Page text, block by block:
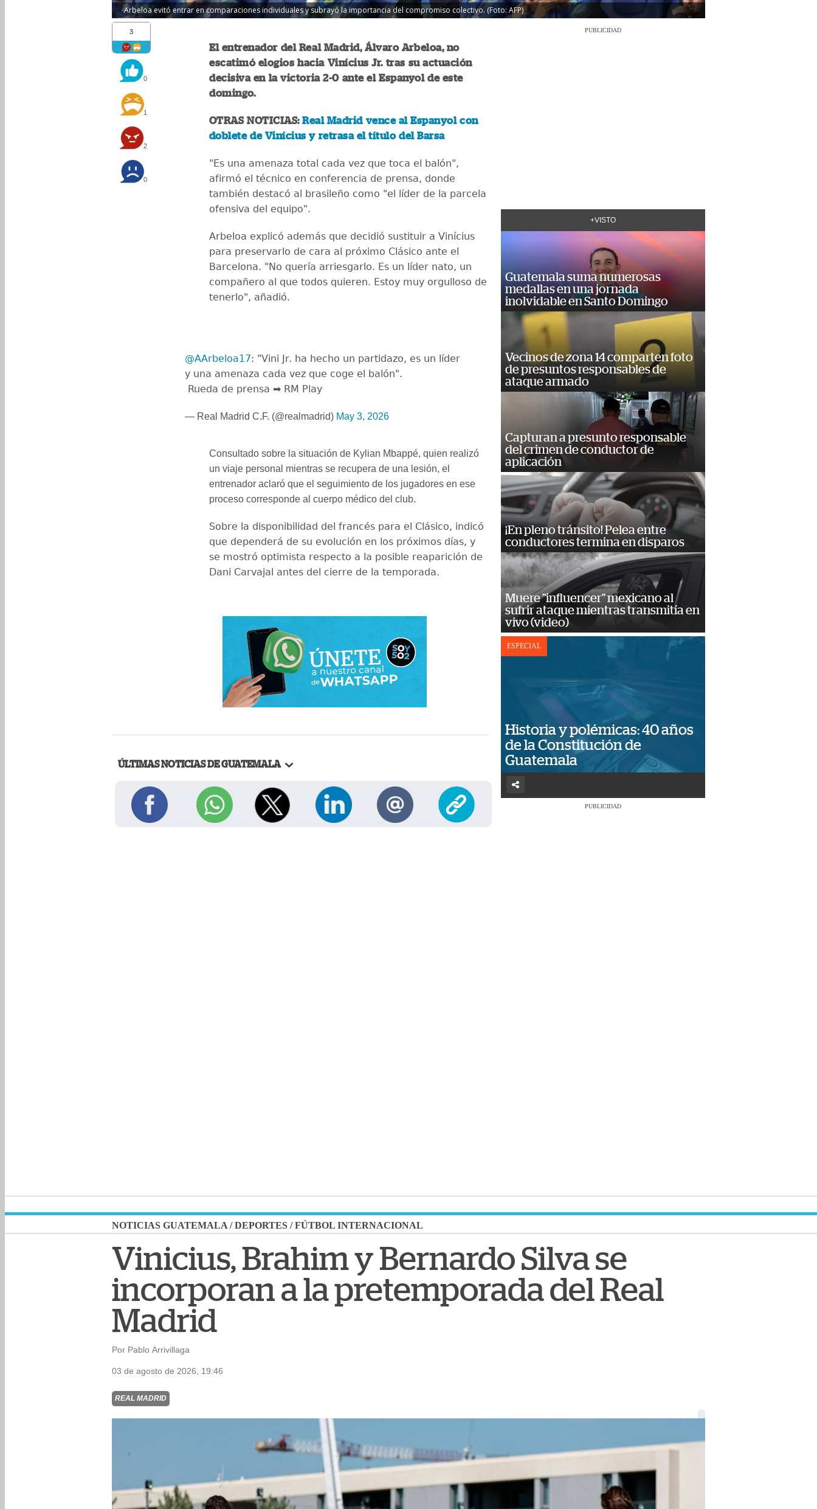
Arbeloa evitó entrar en comparaciones individuales y subrayó la importancia del compromiso colectivo. (Foto: AFP)
3
0
1
2
0
El entrenador del Real Madrid, Álvaro Arbeloa, no
escatimó elogios hacia Vinícius Jr. tras su actuación
decisiva en la victoria 2-0 ante el Espanyol de este
domingo.
OTRAS NOTICIAS:Real Madrid vence al Espanyol con
doblete de Vinícius y retrasa el título del Barsa
"Es una amenaza total cada vez que toca el balón",
afirmó el técnico en conferencia de prensa, donde
también destacó al brasileño como "el líder de la parcela
ofensiva del equipo".
Arbeloa explicó además que decidió sustituir a Vinícius
para preservarlo de cara al próximo Clásico ante el
Barcelona. "No quería arriesgarlo. Es un líder nato, un
compañero al que todos quieren. Estoy muy orgulloso de
tenerlo", añadió.
@AArbeloa17: "Vini Jr. ha hecho un partidazo, es un líder
y una amenaza cada vez que coge el balón".
️ Rueda de prensa ➡️ RM Play
— Real Madrid C.F. (@realmadrid) May 3, 2026
Consultado sobre la situación de Kylian Mbappé, quien realizó
un viaje personal mientras se recupera de una lesión, el
entrenador aclaró que el seguimiento de los jugadores en ese
proceso corresponde al cuerpo médico del club.
Sobre la disponibilidad del francés para el Clásico, indicó
que dependerá de su evolución en los próximos días, y
se mostró optimista respecto a la posible reaparición de
Dani Carvajal antes del cierre de la temporada.
ÚLTIMAS NOTICIAS DE GUATEMALA
PUBLICIDAD
+VISTO
Guatemala suma numerosas
medallas en una jornada
inolvidable en Santo Domingo
Vecinos de zona 14 comparten foto
de presuntos responsables de
ataque armado
Capturan a presunto responsable
del crimen de conductor de
aplicación
¡En pleno tránsito! Pelea entre
conductores termina en disparos
Muere "influencer" mexicano al
sufrir ataque mientras transmitía en
vivo (video)
ESPECIAL
Historia y polémicas: 40 años
de la Constitución de
Guatemala
PUBLICIDAD
NOTICIAS GUATEMALA /DEPORTES /FÚTBOL INTERNACIONAL
Vinicius, Brahim y Bernardo Silva se
incorporan a la pretemporada del Real
Madrid
Por Pablo Arrivillaga
03 de agosto de 2026, 19:46
REAL MADRID